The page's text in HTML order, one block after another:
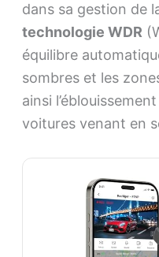
dans sa gestion de
technologie WDR
équilibre
sombres et les
ainsi
voitures venant en